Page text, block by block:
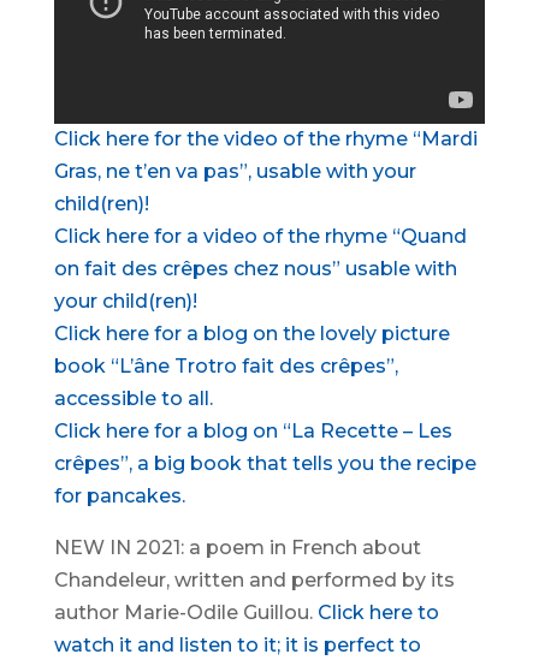
Click here for the video of the rhyme “Mardi
Gras, ne t’en va pas”, usable with your
child(ren)!
Click here for a video of the rhyme “Quand
on fait des crêpes chez nous” usable with
your child(ren)!
Click here for a blog on the lovely picture
book “L’âne Trotro fait des crêpes”,
accessible to all.
Click here for a blog on “La Recette – Les
crêpes”, a big book that tells you the recipe
for pancakes.
NEW IN 2021: a poem in French about
Chandeleur, written and performed by its
author Marie-Odile Guillou. Click here to
watch it and listen to it; it is perfect to